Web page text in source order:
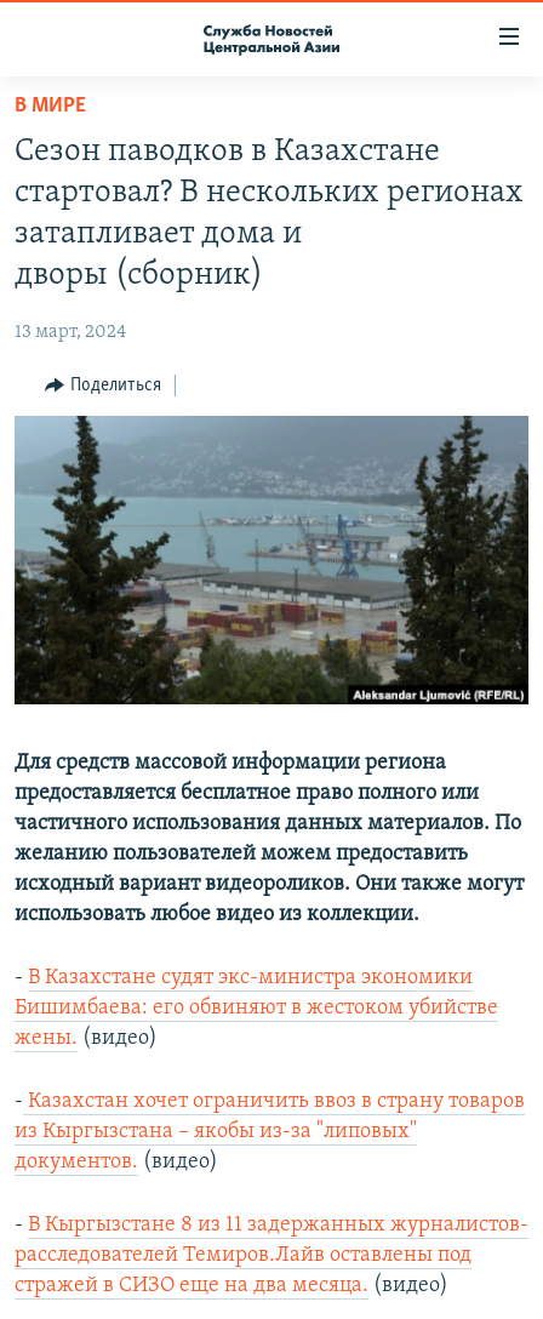
Вернуться
основному
содержанию
Вернутся
главной
Вернутся
поиску
КОНТАКТЫ
RFE/RL ДИРЕКТ
МИГРАНТ МЕДИА
В МИРЕ
Сезон паводков в Казахстане
стартовал? В нескольких регионах
затапливает дома и
дворы (сборник)
13 март, 2024
Поделиться
Для средств массовой информации региона
предоставляется бесплатное право полного или
частичного использования данных материалов. По
желанию пользователей можем предоставить
исходный вариант видеороликов. Они также могут
использовать любое видео из коллекции.
- В Казахстане судят экс-министра экономики
Бишимбаева: его обвиняют в жестоком убийстве
жены. (видео)
- Казахстан хочет ограничить ввоз в страну товаров
из Кыргызстана – якобы из-за "липовых"
документов. (видео)
- В Кыргызстане 8 из 11 задержанных журналистов-
расследователей Темиров.Лайв оставлены под
стражей в СИЗО еще на два месяца. (видео)